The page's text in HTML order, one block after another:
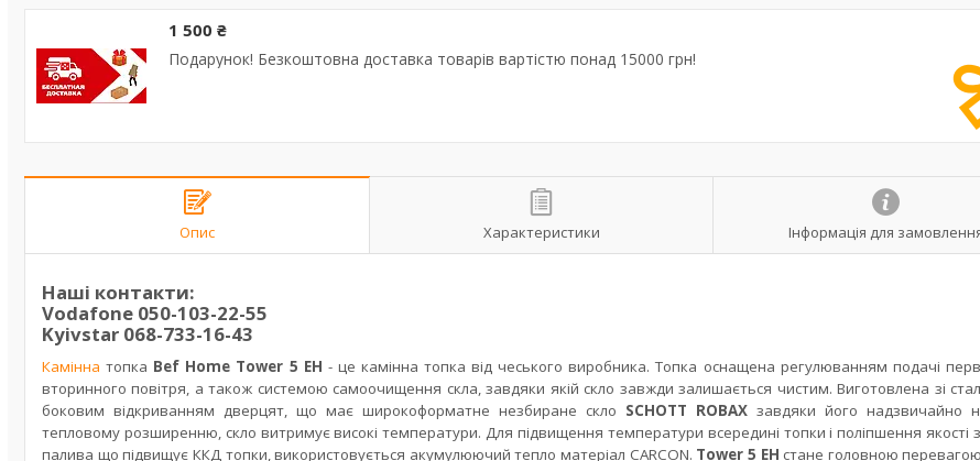
1 500 ₴
Подарунок! Безкоштовна доставка товарів вартістю понад 15000 грн!
Опис Характеристики Інформація для
Наші контакти:
Vodafone 050-103-22-55
Kyivstar 068-733-16-43
Камінна топка Bef Home Tower 5 EH - це камінна топкавідчеського виробника. Топка оснащена регулюванням подачі
вторинного повітря, атакож системою самоочищення скла,завдяки якій скло завждизалишається чистим.Виготовлена зі
боковим відкриванням дверцят, що має широкоформатне незбиране скло SCHOTT ROBAX завдяки його надзвичайно
тепловому розширенню, скло витримує високі температури. Для підвищення температури всередині топки і поліпшення якості
палива що підвищує ККД топки, використовується акумулюючий тепло матеріал CARCON. Tower 5 EH стане головною